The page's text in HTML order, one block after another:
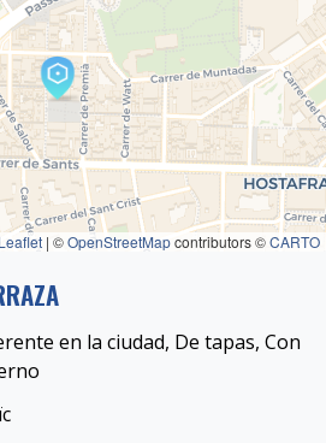
Leaflet | ©OpenStreetMapcontributors ©CARTO
en la ciudad, De tapas, Con